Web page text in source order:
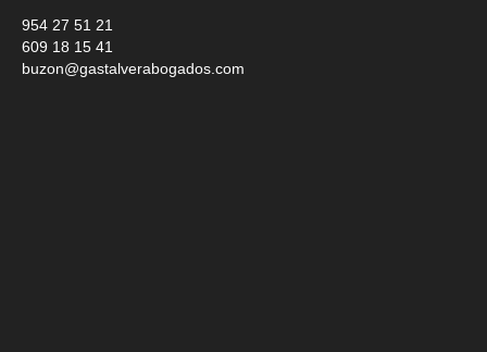
954 27 51 21
609 18 15 41
buzon@gastalverabogados.com